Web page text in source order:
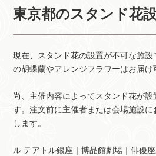
東京都のスタンド花
現在、スタンド花の設置が不可な施
の胡蝶蘭やアレンジフラワーはお届け
尚、主催内容によってスタンド花が設
す。注文前に主催者または会場施設
します。
ル テアトル銀座｜博品館劇場｜俳優